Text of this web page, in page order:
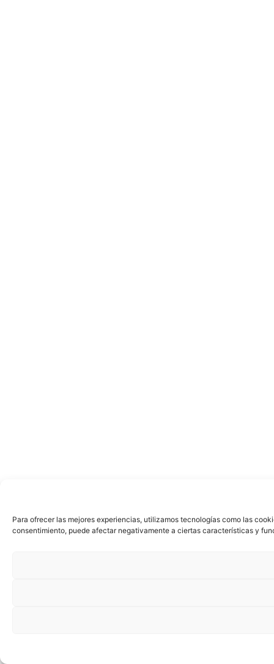
Para ofrecer las mejores experiencias, utilizamos tecnologías como las
consentimiento, puede afectar negativamente a ciertas características y